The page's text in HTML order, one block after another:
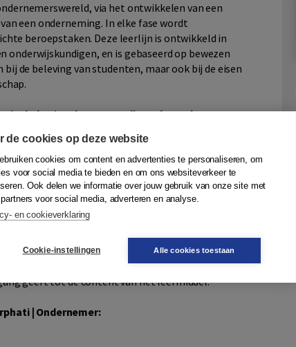
via het ontwikkelen van een
een onderneming. In elke fase wordt
beroepstaken. Deze leerlijn is ontwikkeld in
en is gebaseerd op bewezen
de beleving van studenten, maar ook bij de eisen
plan/ Onderwerpen die onder andere
geeft tot de content van het leermiddel.
| Ondernemer:
de cookies op deze website
cookies om content en advertenties te personaliseren, om
voor social media te bieden en om ons websiteverkeer te
Ook delen we informatie over jouw gebruik van onze site met
voor social media, adverteren en analyse.
en cookieverklaring
Cookie-instellingen Alle cookies toestaan